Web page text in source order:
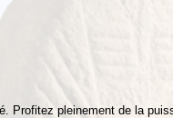
Profitez pleinement de la